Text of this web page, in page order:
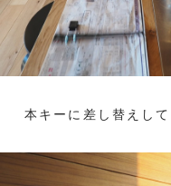
本キーに差し替えし